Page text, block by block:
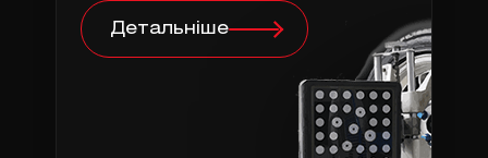
Детальніше